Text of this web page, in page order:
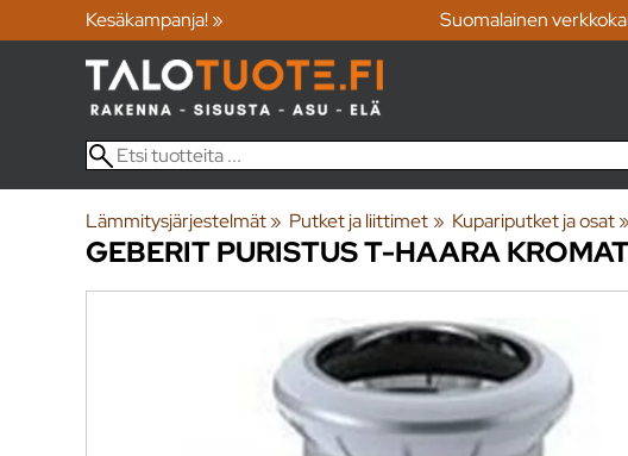
Kesäkampanja! » Suomalainen
Lämmitysjärjestelmät‪» Putket ja liittimet ‪» Kupariputket ja osat ‪»
GEBERITPURISTUS T-HAARA